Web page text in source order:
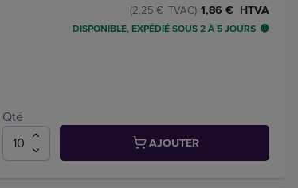
1,86 € HTVA
(2,25 € TVAC)
DISPONIBLE, EXPÉDIÉ SOUS 2 À 5 JOURS
Qté
AJOUTER